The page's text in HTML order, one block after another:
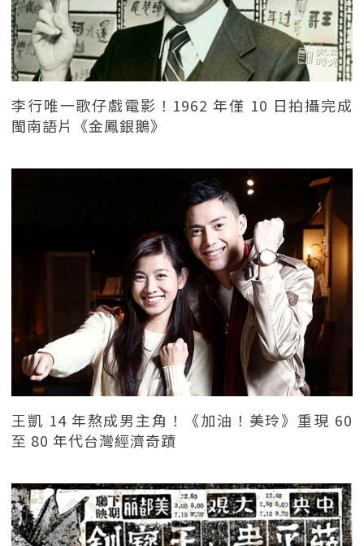
李行唯一歌仔戲電影！1962 年僅 10 日拍攝完成
閩南語片《金鳳銀鵝》
王凱 14 年熬成男主角！《加油！美玲》重現 60
至 80 年代台灣經濟奇蹟